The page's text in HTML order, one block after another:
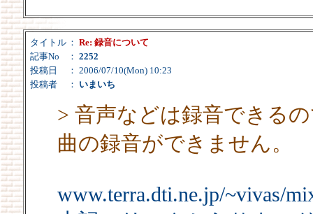
タイトル ： Re: 録音について
記事No
： 2252
投稿日
： 2006/07/10(Mon) 10:23
投稿者
： いまいち
> 音声などは録音できる
曲の録音ができません。
www.terra.dti.ne.jp/~vivas/